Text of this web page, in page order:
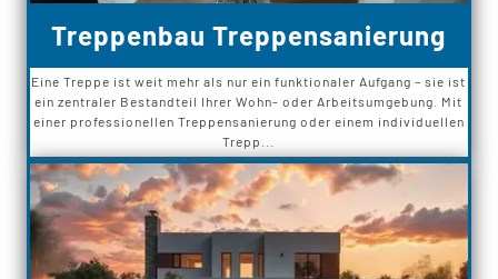
Treppenbau Treppensanierung
Eine Treppe ist weit mehr als nur ein funktionaler Aufgang – sie ist
ein zentraler Bestandteil Ihrer Wohn- oder Arbeitsumgebung. Mit
einer professionellen Treppensanierung oder einem individuellen
Trepp...